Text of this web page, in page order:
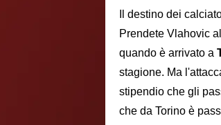
Il destino dei
Prendete Vlahovic
quando è arrivato a
stagione. Ma
stipendio che gli
che da Torino è